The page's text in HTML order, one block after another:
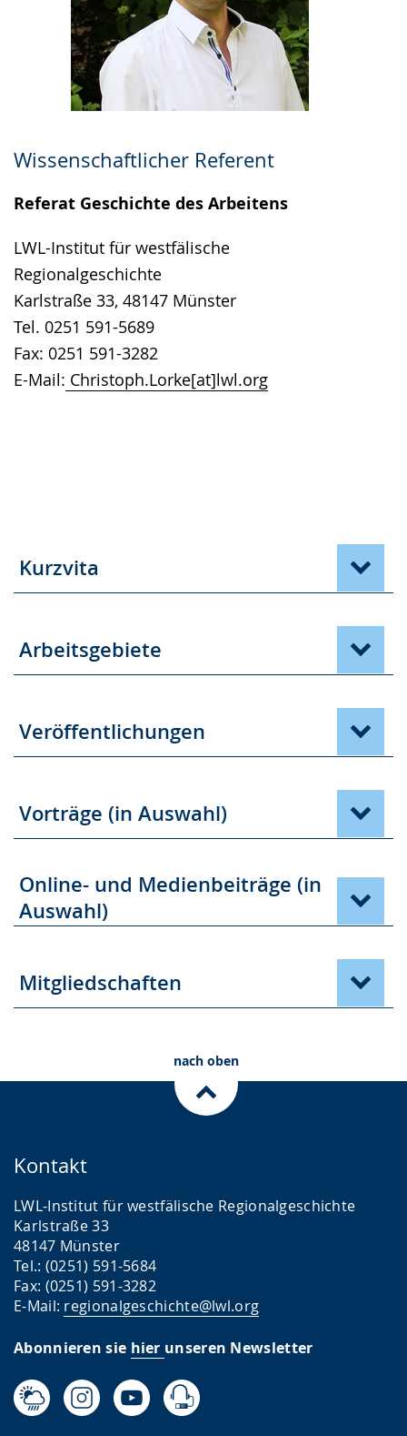
Wissenschaftlicher Referent
Referat Geschichte des Arbeitens
LWL-Institut für westfälische
Regionalgeschichte
Karlstraße 33, 48147 Münster
Tel. 0251 591-5689
Fax: 0251 591-3282
E-Mail: Christoph.Lorke[at]lwl.org
Kurzvita
Arbeitsgebiete
Veröffentlichungen
Vorträge (in Auswahl)
Online- und Medienbeiträge (in
Auswahl)
Mitgliedschaften
nach oben
Kontakt
LWL-Institut für westfälische Regionalgeschichte
Karlstraße 33
48147 Münster
Tel.: (0251) 591-5684
Fax: (0251) 591-3282
E-Mail: regionalgeschichte@lwl.org
Abonnieren sie hier unseren Newsletter